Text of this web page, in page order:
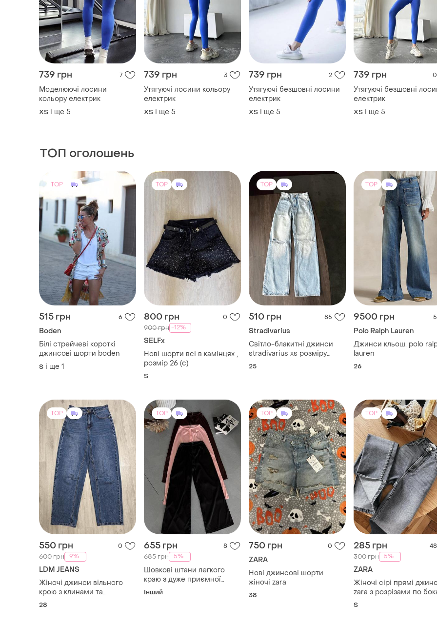
Моделюючі лосини
кольору електрик
ХS і ще 5
Утягуючі лосини кольору
електрик
ХS і ще 5
Утягуючі безшовні лосини
електрик
Утягуючі безшовні
електрик
ХS і ще
ТОП оголошень
TOP
515 грн
Boden
Білі стрейчеві короткі
джинсові шорти boden
S і ще 1
TOP
800 грн 0
900 грн -12%
SELFx
Нові шорти всі в камінцях ,
розмір 26 (с)
S
TOP
510 грн
Stradivarius
Світло-блакитні джинси
stradivarius xs розміру
палаццо широкі рвані на
високій посадці
TOP
9500 грн
Polo Ralph Lauren
Джинси кльош. polo
TOP
550 грн 0
600 грн -9%
LDM JEANS
Жіночі джинси вільного
крою з клинами та
виточками (розмір 28)
28
TOP
655 грн 8
685 грн
Шовкові штани легкого
краю з дуже приємної
тканини
TOP
750 грн 0
ZARA
Нові джинсові шорти
жіночі zara
38
TOP
285 грн 48
300 грн -5%
ZARA
Жіночі сірі прямі
zara з розрізами по
та рваностями висока
посадка 36 s
S